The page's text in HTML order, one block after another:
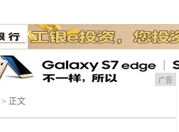
广告
> 正文